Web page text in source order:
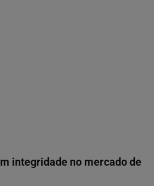
integridade no mercado de